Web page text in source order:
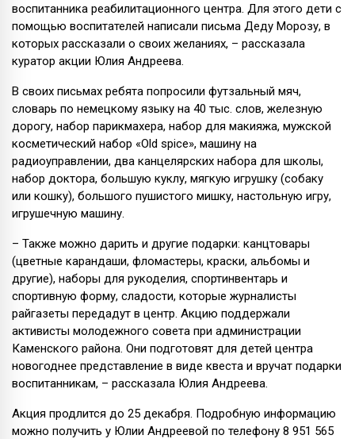
воспитанника реабилитационного центра. Для этого дети с
помощью воспитателей написали письма Деду Морозу, в
которых рассказали о своих желаниях, – рассказала
куратор акции Юлия Андреева.
В своих письмах ребята попросили футзальный мяч,
словарь по немецкому языку на 40 тыс. слов, железную
дорогу, набор парикмахера, набор для макияжа, мужской
косметический набор «Old spice», машину на
радиоуправлении, два канцелярских набора для школы,
набор доктора, большую куклу, мягкую игрушку (собаку
или кошку), большого пушистого мишку, настольную игру,
игрушечную машину.
– Также можно дарить и другие подарки: канцтовары
(цветные карандаши, фломастеры, краски, альбомы и
другие), наборы для рукоделия, спортинвентарь и
спортивную форму, сладости, которые журналисты
райгазеты передадут в центр. Акцию поддержали
активисты молодежного совета при администрации
Каменского района. Они подготовят для детей центра
новогоднее представление в виде квеста и вручат подарки
воспитанникам, – рассказала Юлия Андреева.
Акция продлится до 25 декабря. Подробную информацию
можно получить у Юлии Андреевой по телефону 8 951 565